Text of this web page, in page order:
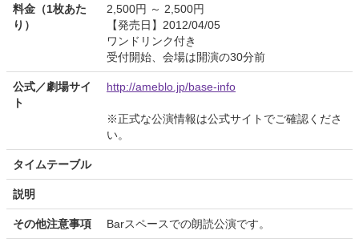
料金（1枚あた
り）
2,500円 ～ 2,500円
【発売日】2012/04/05
ワンドリンク付き
受付開始、会場は開演の30分前
公式／劇場サイ
ト
http://ameblo.jp/base-info
※正式な公演情報は公式サイトでご確認くださ
い。
タイムテーブル
説明
その他注意事項 Barスペースでの朗読公演です。